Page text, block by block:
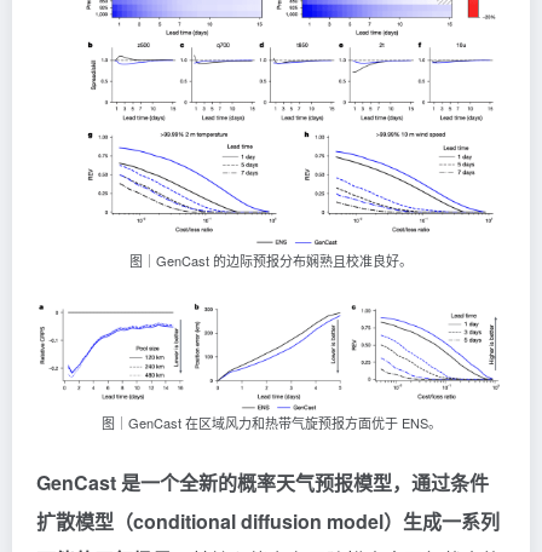
图｜GenCast 的边际预报分布娴熟且校准良好。
图｜GenCast 在区域风力和热带气旋预报方面优于 ENS。
GenCast 是一个全新的概率天气预报模型，通过条件
扩散模型（conditional diffusion model）生成一系列